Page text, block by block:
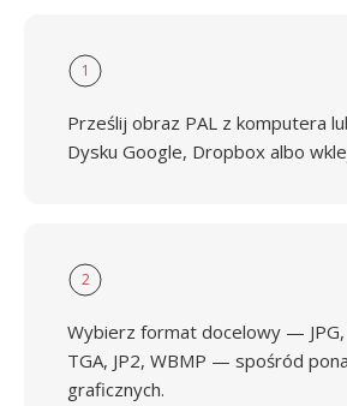
1
Prześlij obraz PAL z komputera
Dysku Google, Dropbox albo
2
Wybierz format docelowy — JPG,
TGA, JP2, WBMP — spośród
graficznych.